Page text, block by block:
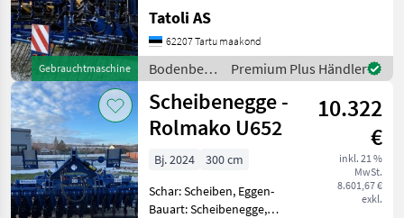
Gebrauchtmaschine
Informationen zu erhalten.
Bodenbearbeitung Eggen
Tatoli AS
62207 Tartu maakond
Bodenbearbeitung
/ Rolmako
Premium Plus Händler
Scheibenegge -
Rolmako U652
10.322
€
inkl. 21 %
MwSt.
8.601,67 €
exkl.
Bj. 2024
300 cm
Schar: Scheiben, Eggen-
Bauart: Scheibenegge,